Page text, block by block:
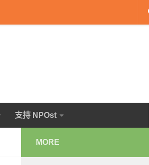
支持 NPOst
MORE